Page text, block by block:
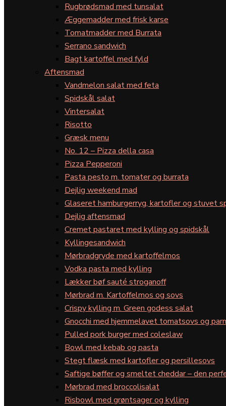
Rugbrødsmad med tunsalat
Æggemadder med frisk karse
Tomatmadder med Burrata
Serrano sandwich
Bagt kartoffel med fyld
Aftensmad
Vandmelon salat med feta
Spidskål salat
Vintersalat
Risotto
Græsk menu
No. 12 – Pizza della casa
Pizza Pepperoni
Pasta pesto m. tomater og burrata
Dejlig weekend mad
Glaseret hamburgerryg, kartofler og stuvet
Dejlig aftensmad
Cremet pastaret med kylling og spidskål
Kyllingesandwich
Mørbradgryde med kartoffelmos
Vodka pasta med kylling
Lækker bøf sauté stroganoff
Mørbrad m. Kartoffelmos og sovs
Crispy kylling m. Green godess salat
Gnocchi med hjemmelavet tomatsovs og
Pulled pork burger med coleslaw
Bowl med kebab og pasta
Stegt flæsk med kartofler og persillesovs
Saftige bøffer og smeltet cheddar – den
Mørbrad med broccolisalat
Risbowl med grøntsager og kylling